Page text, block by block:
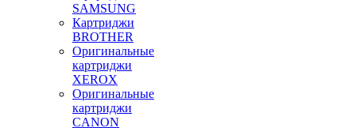
SAMSUNG
Картриджи
BROTHER
Оригинальные
картриджи
XEROX
Оригинальные
картриджи
CANON